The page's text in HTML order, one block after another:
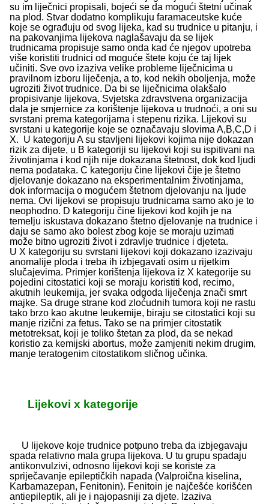
su im liječnici propisali, bojeći se da mogući štetni učinak
na plod. Stvar dodatno komplikuju faramaceutske kuće
koje se ograđuju od svog lijeka, kad su trudnice u pitanju, i
na pakovanjima lijekova naglašavaju da se lijek
trudnicama propisuje samo onda kad će njegov upotreba
više koristiti trudnici od moguće štete koju će taj lijek
učiniti. Sve ovo izaziva velike probleme liječnicima u
pravilnom izboru liječenja, a to, kod nekih oboljenja, može
ugroziti život trudnice. Da bi se liječnicima olakšalo
propisivanje lijekova, Svjetska zdravstvena organizacija
dala je smjernice za korištenje lijekova u trudnoći, a oni su
svrstani prema kategorijama i stepenu rizika. Lijekovi su
svrstani u kategorije koje se označavaju slovima A,B,C,D i
X. U kategoriju A su stavljeni lijekovi kojima nije dokazan
rizik za dijete, u B kategoriji su lijekovi koji su ispitivani na
životinjama i kod njih nije dokazana štetnost, dok kod ljudi
nema podataka. C kategoriju čine lijekovi čije je štetno
djelovanje dokazano na eksperimentalnim životinjama,
dok informacija o mogućem štetnom djelovanju na ljude
nema. Ovi lijekovi se propisuju trudnicama samo ako je to
neophodno. D kategoriju čine lijekovi kod kojih je na
temelju iskustava dokazano štetno djelovanje na trudnice i
daju se samo ako bolest zbog koje se moraju uzimati
može bitno ugroziti život i zdravlje trudnice i djeteta.
U X kategoriju su svrstani lijekovi koji dokazano izazivaju
anomalije ploda i treba ih izbjegavati osim u rijetkim
slučajevima. Primjer korištenja lijekova iz X kategorije su
pojedini citostatici koji se moraju koristiti kod, recimo,
akutnih leukemija, jer svaka odgoda liječenja znači smrt
majke. Sa druge strane kod zloćudnih tumora koji ne rastu
tako brzo kao akutne leukemije, biraju se citostatici koji su
manje rizični za fetus. Tako se na primjer citostatik
metotreksat, koji je toliko štetan za plod, da se nekad
koristio za kemijski abortus, može zamjeniti nekim drugim,
manje teratogenim citostatikom sličnog učinka.
Lijekovi x kategorije
U lijekove koje trudnice potpuno treba da izbjegavaju
spada relativno mala grupa lijekova. U tu grupu spadaju
antikonvulzivi, odnosno lijekovi koji se koriste za
spriječavanje epileptičkih napada (Valproična kiselina,
Karbamazepan, Fenitonin). Fenitoin je najčešće korišćen
antiepileptik, ali je i najopasniji za djete. Izaziva